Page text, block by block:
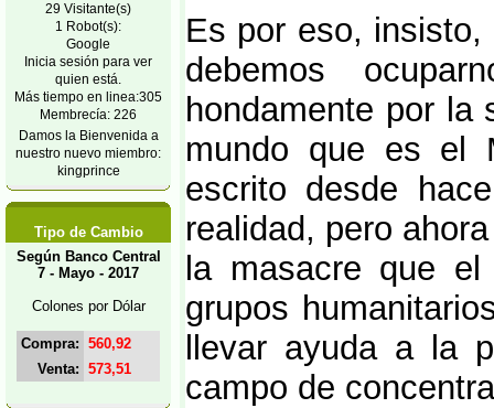
29 Visitante(s)
1 Robot(s):
Google
Inicia sesión para ver
quien está.
Más tiempo en linea:305
Membrecía: 226
Damos la Bienvenida a
nuestro nuevo miembro:
kingprince
Tipo de Cambio
Según Banco Central
7 - Mayo - 2017
Colones por Dólar
Compra: 560,92
Venta: 573,51
Es por eso,
debemos
hondamente por la
mundo que es el
escrito desde
realidad, pero
la masacre que
grupos
llevar ayuda a la
campo de